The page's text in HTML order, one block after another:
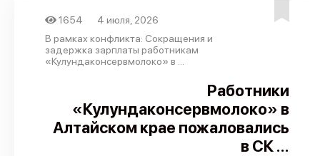
Войти
Карта событий
1654
4 июля, 2026
В рамках конфликта: Сокращения и
задержка зарплаты работникам
«Кулундаконсервмолоко» в ...
Работники
«Кулундаконсервмолоко» в
Алтайском крае пожаловались
в СК ...